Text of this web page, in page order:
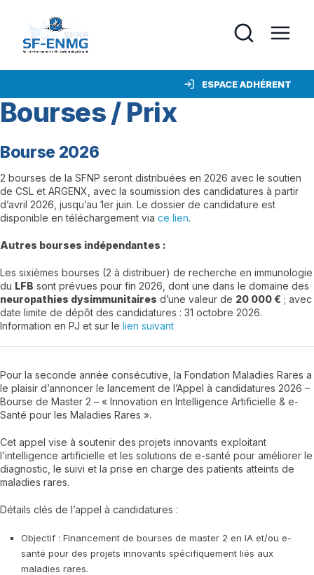
ESPACE ADHÉRENT
Bourses / Prix
Bourse 2026
2 bourses de la SFNP seront distribuées en 2026 avec le soutien
de CSL et ARGENX, avec la soumission des candidatures à partir
d’avril 2026, jusqu’au 1er juin. Le dossier de candidature est
disponible en téléchargement via ce lien.
Autres bourses indépendantes :
Les sixièmes bourses (2 à distribuer) de recherche en immunologie
du LFB sont prévues pour fin 2026, dont une dans le domaine des
neuropathies dysimmunitaires d’une valeur de 20 000 € ; avec
date limite de dépôt des candidatures : 31 octobre 2026.
Information en PJ et sur le lien suivant
Pour la seconde année consécutive, la Fondation Maladies Rares a
le plaisir d’annoncer le lancement de l’Appel à candidatures 2026 –
Bourse de Master 2 – « Innovation en Intelligence Artificielle & e-
Santé pour les Maladies Rares ».
Cet appel vise à soutenir des projets innovants exploitant
l’intelligence artificielle et les solutions de e-santé pour améliorer le
diagnostic, le suivi et la prise en charge des patients atteints de
maladies rares.
Détails clés de l’appel à candidatures :
Objectif : Financement de bourses de master 2 en IA et/ou e-
santé pour des projets innovants spécifiquement liés aux
maladies rares.